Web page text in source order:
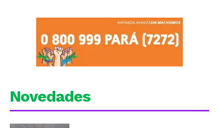
Novedades